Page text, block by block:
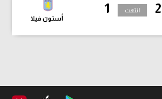
2
1
أستون فيلا
انتهت